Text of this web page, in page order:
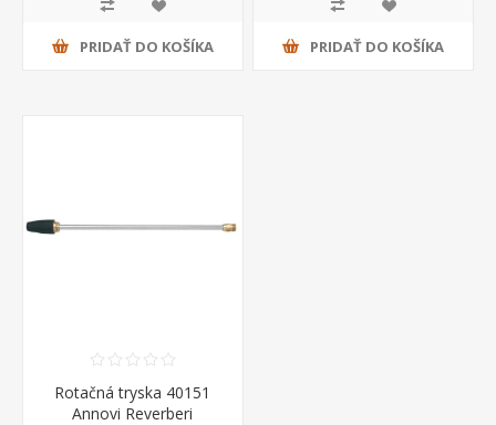
PRIDAŤ DO KOŠÍKA PRIDAŤ DO KOŠÍKA
Rotačná tryska 40151
Annovi Reverberi